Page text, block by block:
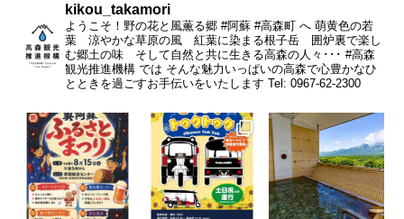
kikou_takamori
ようこそ！野の花と風薫る郷 #阿蘇 #高森町 へ 萌黄色の若
葉 涼やかな草原の風 紅葉に染まる根子岳 囲炉裏で楽し
む郷土の味 そして自然と共に生きる高森の人々･･･ #高森
観光推進機構 では そんな魅力いっぱいの高森で心豊かなひ
とときを過ごすお手伝いをいたします Tel: 0967-62-2300